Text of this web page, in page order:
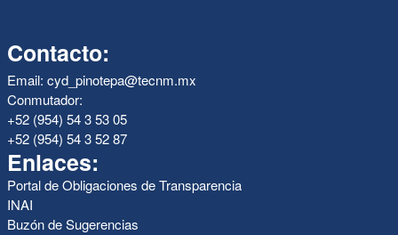
Contacto:
Email: cyd_pinotepa@tecnm.mx
Conmutador:
+52 (954) 54 3 53 05
+52 (954) 54 3 52 87
Enlaces:
Portal de Obligaciones de Transparencia
INAI
Buzón de Sugerencias